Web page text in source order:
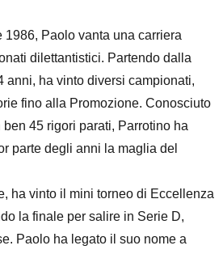
1986, Paolo vanta una carriera
dilettantistici. Partendo dalla
anni, ha vinto diversi campionati,
fino alla Promozione. Conosciuto
45 rigori parati, Parrotino ha
parte degli anni la maglia del
ha vinto il mini torneo di Eccellenza
la finale per salire in Serie D,
Paolo ha legato il suo nome a